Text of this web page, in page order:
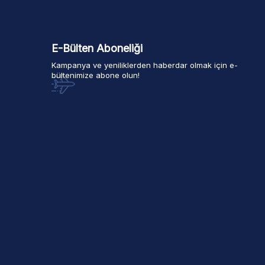
E-Bülten Aboneliği
Kampanya ve yeniliklerden haberdar olmak için e-
bültenimize abone olun!